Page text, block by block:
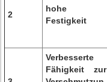
2
hohe
Festigkeit
Verbesserte
Fähigkeit zur